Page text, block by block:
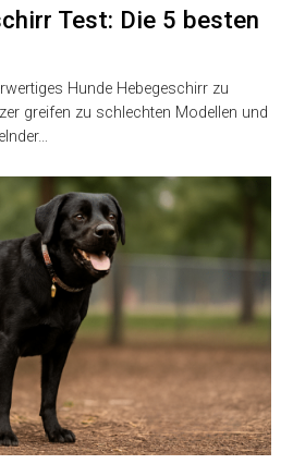
Test: Die 5 besten
Hunde Hebegeschirr zu
greifen zu schlechten Modellen und